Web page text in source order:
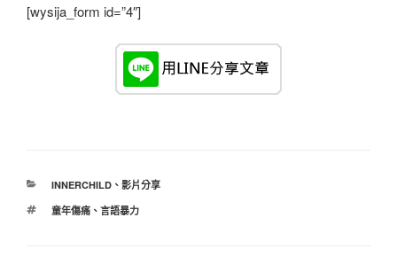
[wysija_form id=”4″]
分
INNERCHILD、 影片分享
標
童年傷痛、 言語暴力